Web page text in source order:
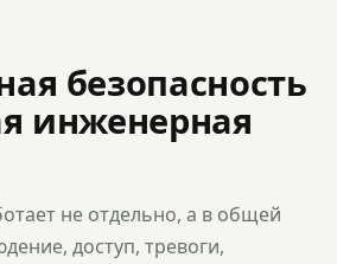
безопасность
инженерная
не отдельно, а в общей
доступ, тревоги,